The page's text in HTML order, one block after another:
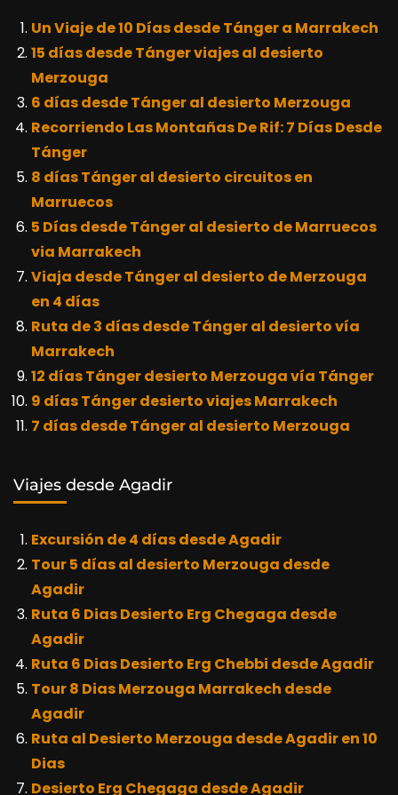
Un Viaje de 10 Días desde Tánger a Marrakech
15 días desde Tánger viajes al desierto
Merzouga
6 días desde Tánger al desierto Merzouga
Recorriendo Las Montañas De Rif: 7 Días Desde
Tánger
8 días Tánger al desierto circuitos en
Marruecos
5 Días desde Tánger al desierto de Marruecos
via Marrakech
Viaja desde Tánger al desierto de Merzouga
en 4 días
Ruta de 3 días desde Tánger al desierto vía
Marrakech
12 días Tánger desierto Merzouga vía Tánger
9 días Tánger desierto viajes Marrakech
7 días desde Tánger al desierto Merzouga
Viajes desde Agadir
Excursión de 4 días desde Agadir
Tour 5 días al desierto Merzouga desde
Agadir
Ruta 6 Dias Desierto Erg Chegaga desde
Agadir
Ruta 6 Dias Desierto Erg Chebbi desde Agadir
Tour 8 Dias Merzouga Marrakech desde
Agadir
Ruta al Desierto Merzouga desde Agadir en 10
Dias
Desierto Erg Chegaga desde Agadir